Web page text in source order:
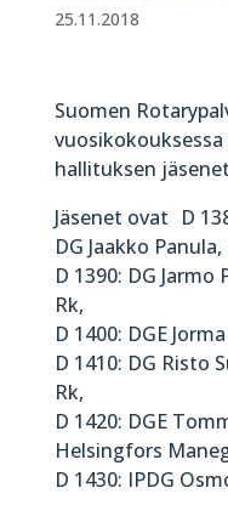
25.11.2018
Suomen
hallituksen
Jäsenet ovat D
DG Jaakko
D 1390: DG
Rk,
D 1400: DGE
D 1410: DG Risto
Rk,
D 1420: DGE
Helsingfors
D 1430: IPDG